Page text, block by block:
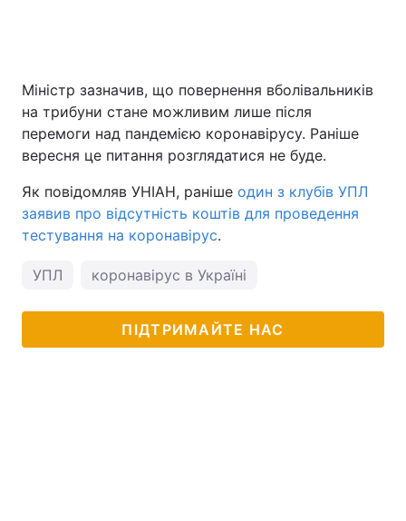
Міністр зазначив, що повернення вболівальників
на трибуни стане можливим лише після
перемоги над пандемією коронавірусу. Раніше
вересня це питання розглядатися не буде.
Як повідомляв УНІАН, раніше один з клубів УПЛ
заявив про відсутність коштів для проведення
тестування на коронавірус.
УПЛ коронавірус в Україні
ПІДТРИМАЙТЕ НАС